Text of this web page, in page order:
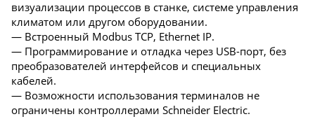
визуализации процессов в станке, системе управления
климатом или другом оборудовании.
— Встроенный Modbus TCP, Ethernet IP.
— Программирование и отладка через USB-порт, без
преобразователей интерфейсов и специальных
кабелей.
— Возможности использования терминалов не
ограничены контроллерами Schneider Electric.